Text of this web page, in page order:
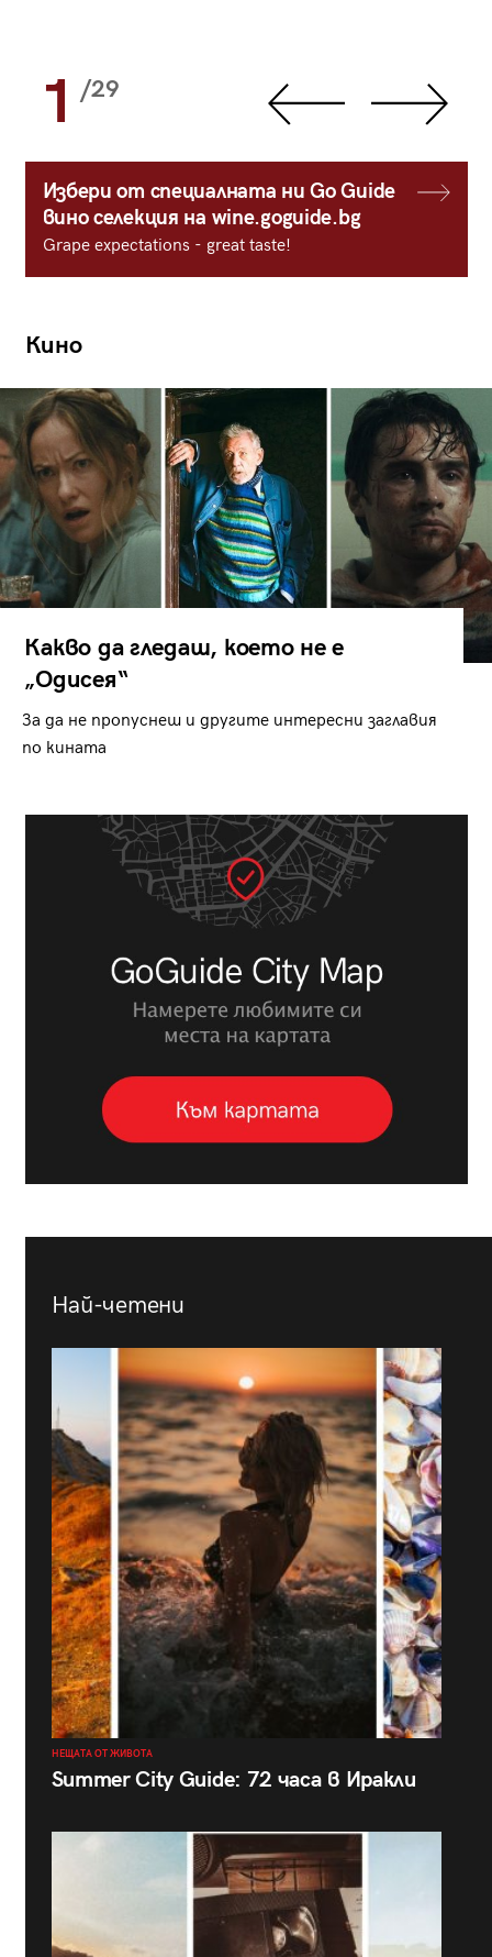
1 /29
Избери от специалната ни Go Guide
вино селекция на wine.goguide.bg
Grape expectations - great taste!
Кино
Какво да гледаш, което не е
„Одисея“
За да не пропуснеш и другите интересни заглавия
по кината
Най-четени
НЕЩАТА ОТ ЖИВОТА
Summer City Guide: 72 часа в Иракли